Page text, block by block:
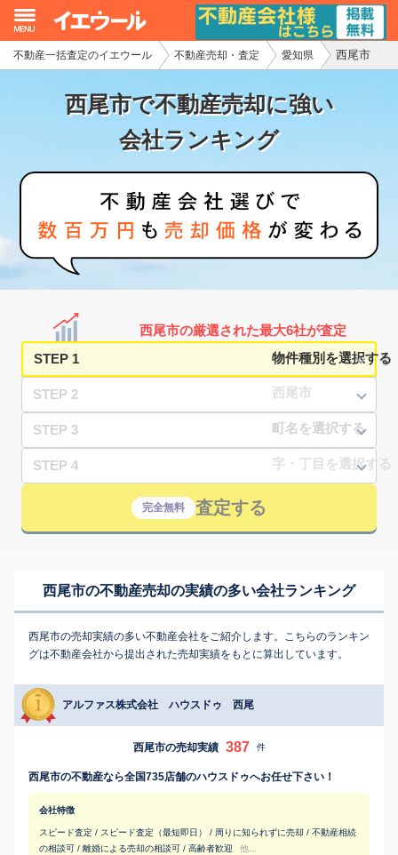
不動産一括査定のイエウール 不動産売却・査定 愛知県 西尾市
西尾市で不動産売却に強い
会社ランキング
西尾市の厳選された最大6社が査定
STEP 1
STEP 2
STEP 3
STEP 4
完全無料 査定する
西尾市の不動産売却の実績の多い会社ランキング
西尾市の売却実績の多い不動産会社をご紹介します。こちらのランキン
グは不動産会社から提出された売却実績をもとに算出しています。
アルファス株式会社 ハウスドゥ 西尾
西尾市の売却実績 387 件
西尾市の不動産なら全国735店舗のハウスドゥへお任せ下さい！
会社特徴
スピード査定 / スピード査定（最短即日） / 周りに知られずに売却 / 不動産相続
の相談可 / 離婚による売却の相談可 / 高齢者歓迎
他...
イエウール加盟希望の不動産会社様
初めての方へ
不動産の売却・一括査定
家査定シミュレーター
お問い合わせ